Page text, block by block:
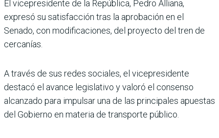
El vicepresidente de la Repú­blica, Pedro Alliana,
expresó su satisfacción tras la aproba­ción en el
Senado, con modi­ficaciones, del proyecto del tren de
cercanías.
A través de sus redes socia­les, el vicepresidente
destacó el avance legislativo y valoró el consenso
alcanzado para impulsar una de las princi­pales apuestas
del Gobierno en materia de transporte público.